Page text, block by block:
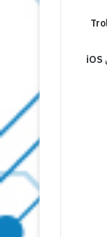
جلبريك RELAXIN يدعم انظمة iOS 17.0 حتى iOS